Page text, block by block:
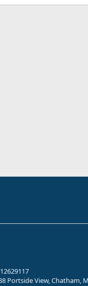
Portside View, Chatham,